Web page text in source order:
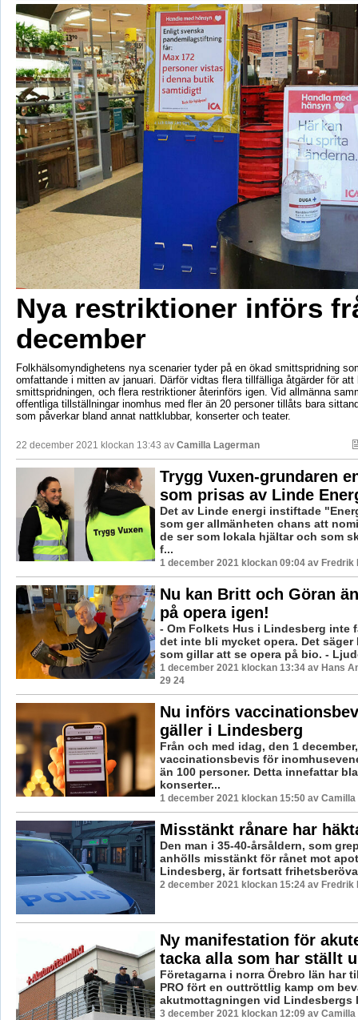
Nya restriktioner införs
december
Folkhälsomyndighetens nya scenarier tyder på en ökad smittspridning
omfattande i mitten av januari. Därför vidtas flera tillfälliga åtgärder för att
smittspridningen, och flera restriktioner återinförs igen. Vid allmänna
offentliga tillställningar inomhus med fler än 20 personer tillåts bara
som påverkar bland annat nattklubbar, konserter och teater.
22 december 2021 klockan 13:43 av Camilla Lagerman
Trygg Vuxen-grundaren
som prisas av Linde
Det av Linde energi instiftade
som ger allmänheten chans att
de ser som lokala hjältar och som
f...
1 december 2021 klockan 09:04 av Fredrik
Nu kan Britt och Göran
på opera igen!
- Om Folkets Hus i Lindesberg inte
det inte bli mycket opera. Det
som gillar att se opera på bio. -
1 december 2021 klockan 13:34 av Hans
29 24
Nu införs
gäller i Lindesberg
Från och med idag, den 1
vaccinationsbevis för
än 100 personer. Detta innefattar
konserter...
1 december 2021 klockan 15:50 av Camilla
Misstänkt rånare har
Den man i 35-40-årsåldern, som
anhölls misstänkt för rånet mot
Lindesberg, är fortsatt
2 december 2021 klockan 15:24 av Fredrik
Ny manifestation för
tacka alla som har ställt
Företagarna i norra Örebro län har
PRO fört en outtröttlig kamp om
akutmottagningen vid Lindesbergs
3 december 2021 klockan 12:09 av Camilla